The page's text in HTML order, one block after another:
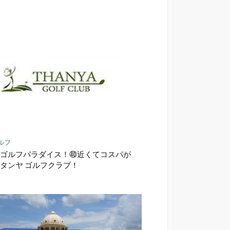
フ
ルフパラダイス！㊵近くてコスパが
ンヤ ゴルフクラブ！